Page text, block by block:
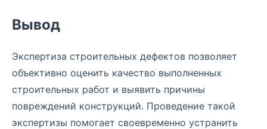
Вывод
Экспертиза строительных дефектов позволяет
объективно оценить качество выполненных
строительных работ и выявить причины
повреждений конструкций. Проведение такой
экспертизы помогает своевременно устранить